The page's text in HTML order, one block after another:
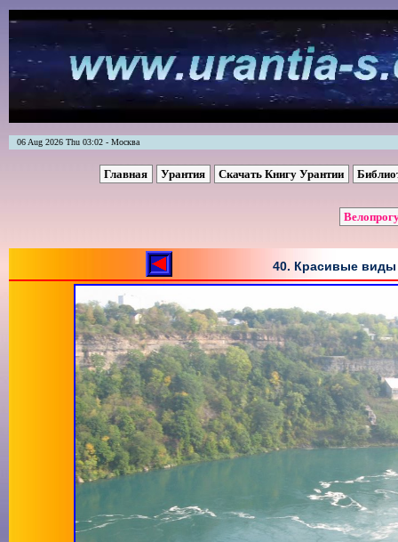
06 Aug 2026 Thu 03:02 - Москва
Главная Урантия Скачать Книгу Урантии
40. Красивые виды